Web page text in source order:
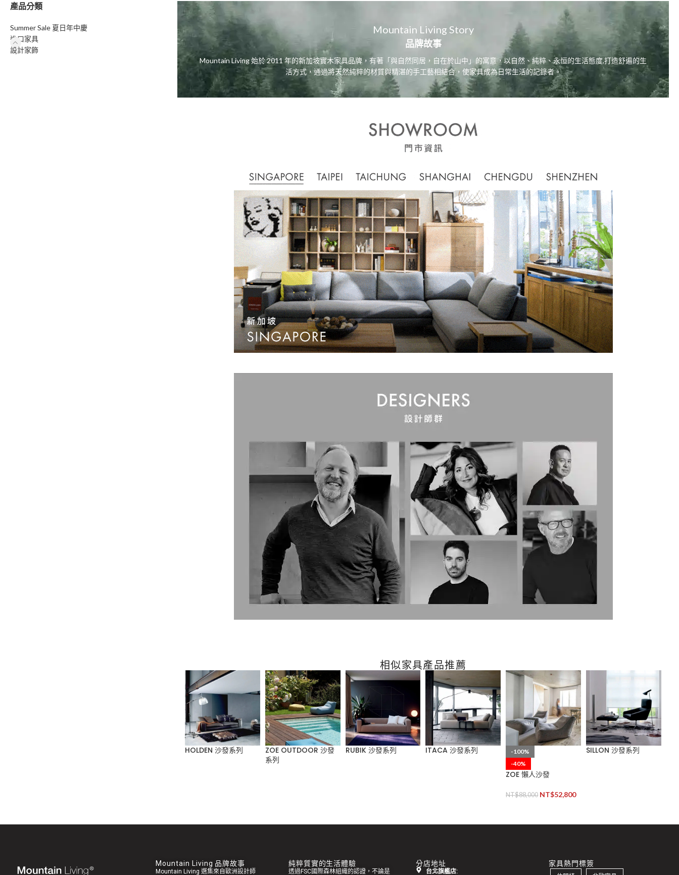
產品分類
Summer Sale 夏日年中慶
進口家具
設計家飾
Mountain Living Story
品牌故事
Mountain Living 始於 2011 年的新加坡實木家具品牌，有著「與自然同居，自在於山中」的寓意，以自然、純粹、永恒的生活態度,打造舒遍的生
活方式，通過將天然純粹的材質與精湛的手工藝相結合，使家具成為日常生活的記錄者。
相似家具產品推薦
HOLDEN 沙發系列
ZOE OUTDOOR 沙發
系列
RUBIK 沙發系列 ITACA 沙發系列
-100%
-40%
ZOE 懶人沙發
NT$88,000 NT$52,800
SILLON 沙發系列
Mountain Living 品牌故事
Mountain Living 選集來自歐洲設計師
純粹質實的生活體驗
透過FSC國際森林組織的認證，不論是
分店地址
台北旗艦店:
家具熱門標簽